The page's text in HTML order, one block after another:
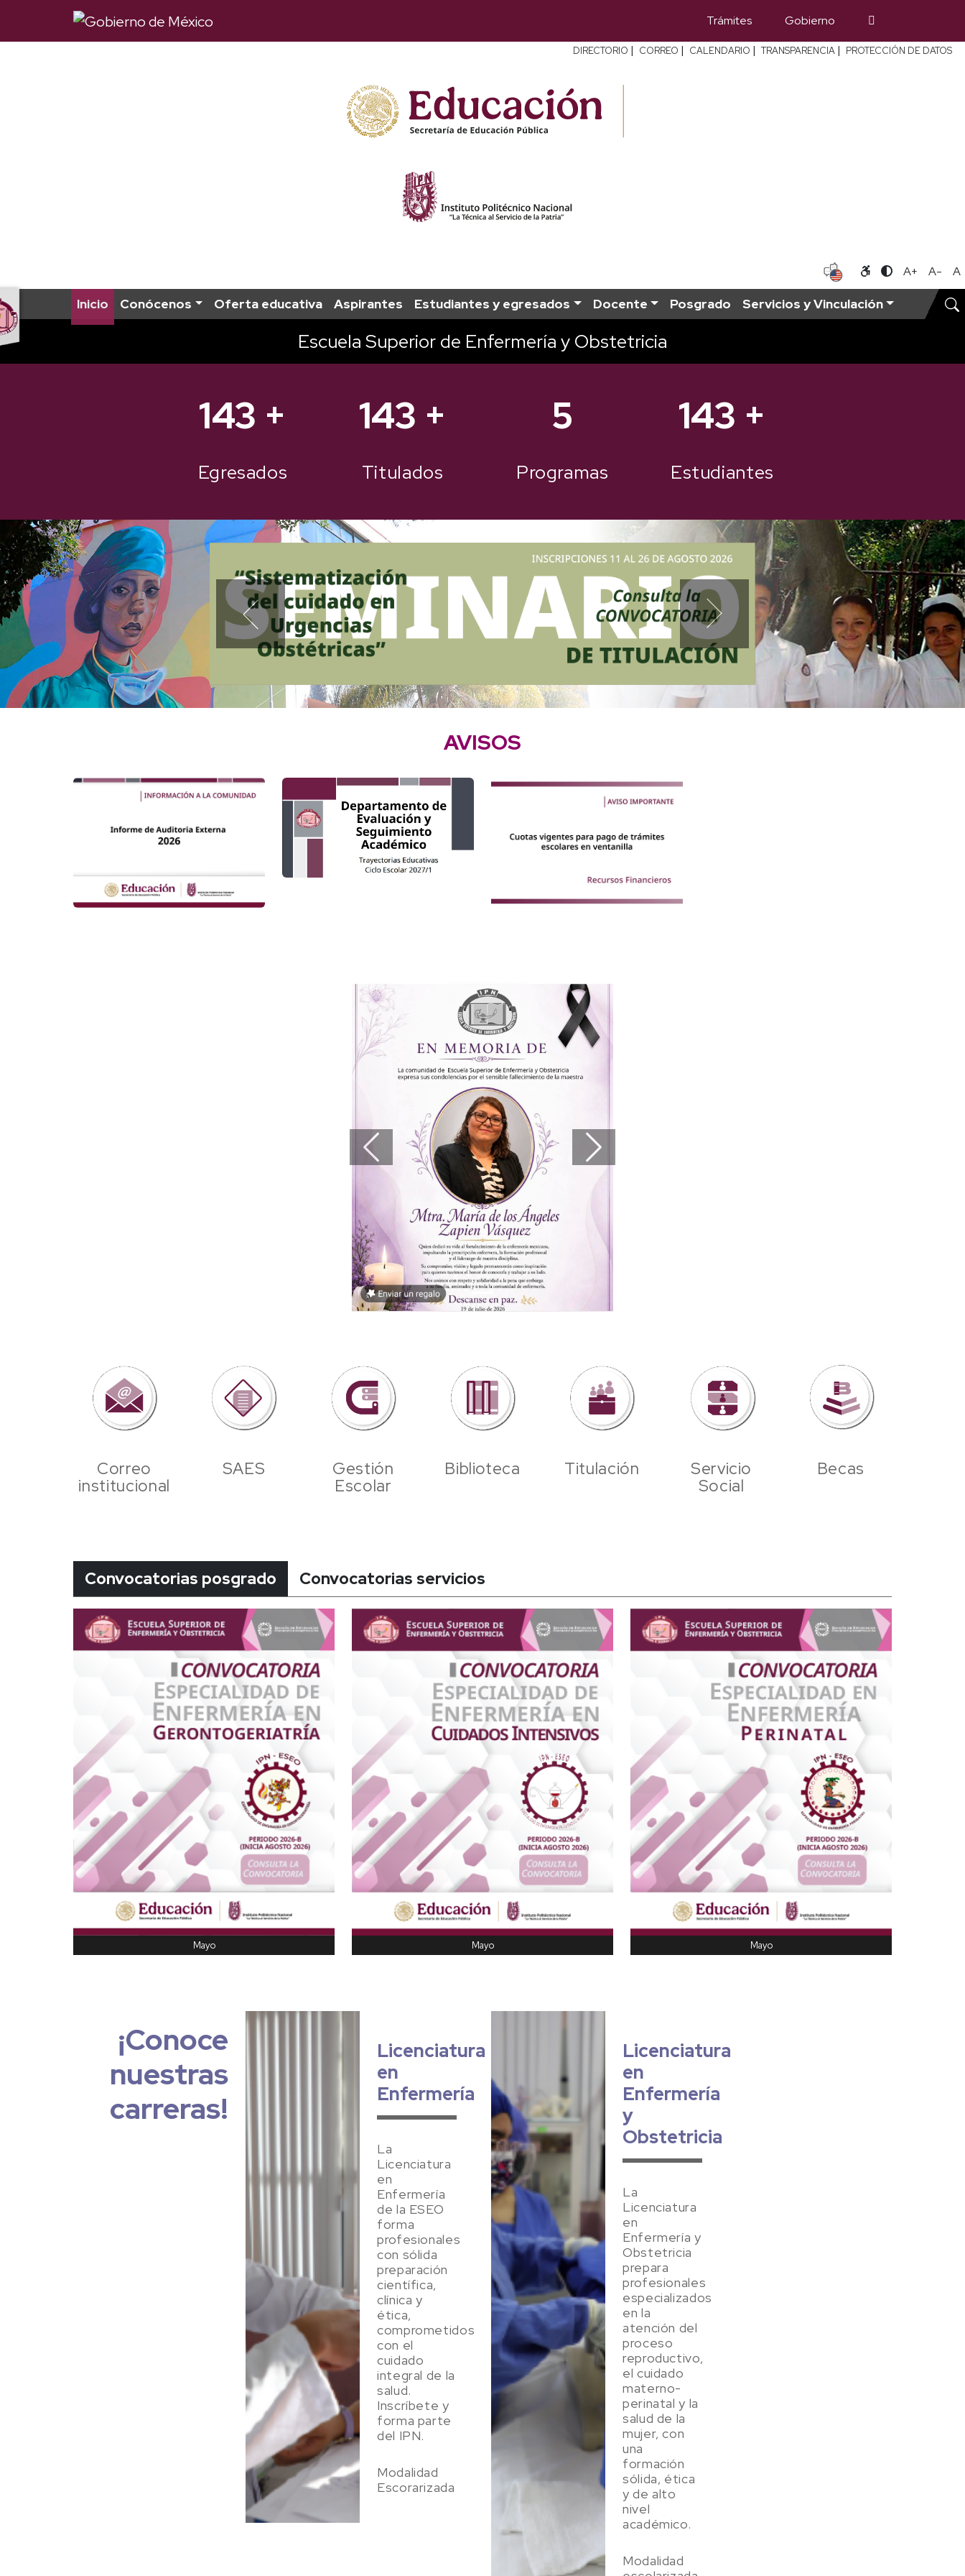
Trámites Gobierno
DIRECTORIO | CORREO | CALENDARIO | TRANSPARENCIA | PROTECCIÓN DE DATOS
A+ A- A
Inicio Conócenos Oferta educativa Aspirantes Estudiantes y egresados Docente Posgrado Servicios y Vinculación
Escuela Superior de Enfermería y Obstetricia
178 +
Egresados
178 +
Titulados
5
Programas
178 +
Estudiantes
Previous Next
AVISOS
Previous Next
Correo
institucional
SAES
Gestión
Escolar
Biblioteca Titulación
Servicio
Social
Becas
Convocatorias posgrado Convocatorias servicios
Mayo Mayo Mayo
¡Conoce
nuestras
carreras!
Licenciatura
en
Enfermería
La
Licenciatura
en
Enfermería
de la ESEO
forma
profesionales
con sólida
preparación
científica,
clínica y
ética,
comprometidos
con el
cuidado
integral de la
salud.
Inscríbete y
forma parte
del IPN.
Modalidad
Escorarizada
Licenciatura
en
Enfermería
y
Obstetricia
La
Licenciatura
en
Enfermería y
Obstetricia
prepara
profesionales
especializados
en la
atención del
proceso
reproductivo,
el cuidado
materno-
perinatal y la
salud de la
mujer, con
una
formación
sólida, ética
y de alto
nivel
académico.
Modalidad